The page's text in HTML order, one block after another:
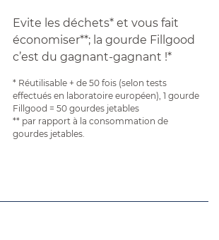
Evite les déchets* et vous fait
économiser**; la gourde Fillgood
c’est du gagnant-gagnant !*
* Réutilisable + de 50 fois (selon tests
effectués en laboratoire européen), 1 gourde
Fillgood = 50 gourdes jetables
** par rapport à la consommation de
gourdes jetables.